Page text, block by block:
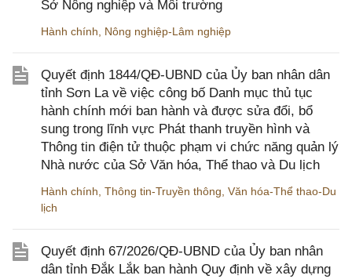
Sở Nông nghiệp và Môi trường
Hành chính Nông nghiệp-Lâm nghiệp
Quyết định 1844/QĐ-UBND của Ủy ban nhân dân
tỉnh Sơn La về việc công bố Danh mục thủ tục
hành chính mới ban hành và được sửa đổi, bổ
sung trong lĩnh vực Phát thanh truyền hình và
Thông tin điện tử thuộc phạm vi chức năng quản lý
Nhà nước của Sở Văn hóa, Thể thao và Du lịch
Hành chính Thông tin-Truyền thông Văn hóa-Thể thao-Du
lịch
Quyết định 67/2026/QĐ-UBND của Ủy ban nhân
dân tỉnh Đắk Lắk ban hành Quy định về xây dựng